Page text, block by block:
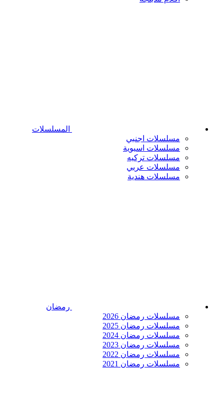
المسلسلات
مسلسلات اجنبي
مسلسلات اسيوية
مسلسلات تركيه
مسلسلات عربي
مسلسلات هندية
رمضان
مسلسلات رمضان 2026
مسلسلات رمضان 2025
مسلسلات رمضان 2024
مسلسلات رمضان 2023
مسلسلات رمضان 2022
مسلسلات رمضان 2021